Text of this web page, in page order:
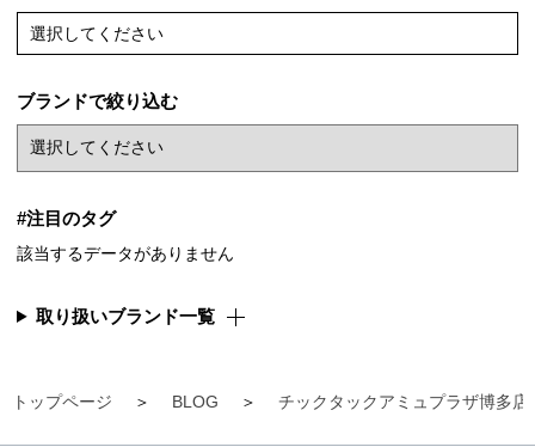
トップページ BLOG チックタックアミュプラザ博多店
選択してください
ブランドで絞り込む
#注目のタグ
該当するデータがありません
取り扱いブランド一覧